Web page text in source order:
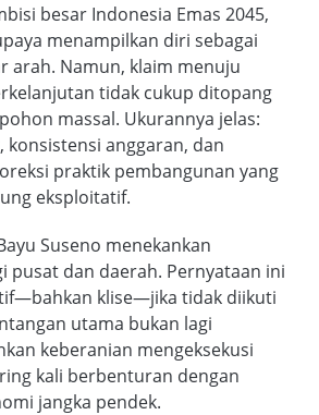
besar Indonesia Emas 2045,
menampilkan diri sebagai
arah. Namun, klaim menuju
tidak cukup ditopang
massal. Ukurannya jelas:
konsistensi anggaran, dan
praktik pembangunan yang
eksploitatif.
Suseno menekankan
pusat dan daerah. Pernyataan ini
klise—jika tidak diikuti
utama bukan lagi
keberanian mengeksekusi
kali berbenturan dengan
jangka pendek.